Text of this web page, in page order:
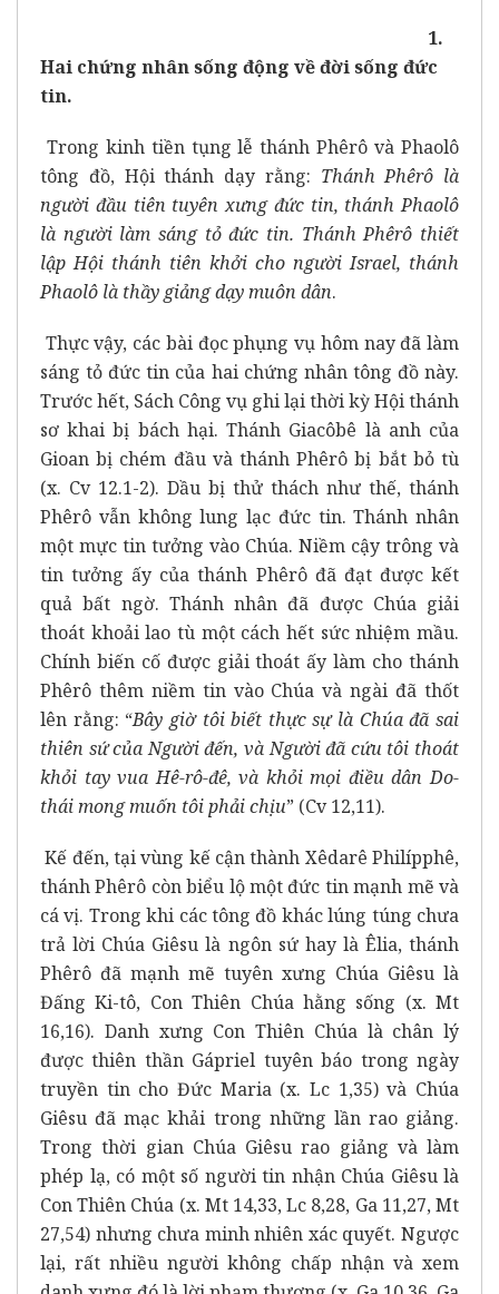
1.
Hai chứng nhân sống động về đời sống đức
tin.
Trong kinh tiền tụng lễ thánh Phêrô và Phaolô
tông đồ, Hội thánh dạy rằng: Thánh Phêrô là
người đầu tiên tuyên xưng đức tin, thánh Phaolô
là người làm sáng tỏ đức tin. Thánh Phêrô thiết
lập Hội thánh tiên khởi cho người Israel, thánh
Phaolô là thầy giảng dạy muôn dân.
Thực vậy, các bài đọc phụng vụ hôm nay đã làm
sáng tỏ đức tin của hai chứng nhân tông đồ này.
Trước hết, Sách Công vụ ghi lại thời kỳ Hội thánh
sơ khai bị bách hại. Thánh Giacôbê là anh của
Gioan bị chém đầu và thánh Phêrô bị bắt bỏ tù
(x. Cv 12.1-2). Dầu bị thử thách như thế, thánh
Phêrô vẫn không lung lạc đức tin. Thánh nhân
một mực tin tưởng vào Chúa. Niềm cậy trông và
tin tưởng ấy của thánh Phêrô đã đạt được kết
quả bất ngờ. Thánh nhân đã được Chúa giải
thoát khoải lao tù một cách hết sức nhiệm mầu.
Chính biến cố được giải thoát ấy làm cho thánh
Phêrô thêm niềm tin vào Chúa và ngài đã thốt
lên rằng: “Bây giờ tôi biết thực sự là Chúa đã sai
thiên sứ của Người đến, và Người đã cứu tôi thoát
khỏi tay vua Hê-rô-đê, và khỏi mọi điều dân Do-
thái mong muốn tôi phải chịu” (Cv 12,11).
Kế đến, tại vùng kế cận thành Xêdarê Philípphê,
thánh Phêrô còn biểu lộ một đức tin mạnh mẽ và
cá vị. Trong khi các tông đồ khác lúng túng chưa
trả lời Chúa Giêsu là ngôn sứ hay là Êlia, thánh
Phêrô đã mạnh mẽ tuyên xưng Chúa Giêsu là
Đấng Ki-tô, Con Thiên Chúa hằng sống (x. Mt
16,16). Danh xưng Con Thiên Chúa là chân lý
được thiên thần Gápriel tuyên báo trong ngày
truyền tin cho Đức Maria (x. Lc 1,35) và Chúa
Giêsu đã mạc khải trong những lần rao giảng.
Trong thời gian Chúa Giêsu rao giảng và làm
phép lạ, có một số người tin nhận Chúa Giêsu là
Con Thiên Chúa (x. Mt 14,33, Lc 8,28, Ga 11,27, Mt
27,54) nhưng chưa minh nhiên xác quyết. Ngược
lại, rất nhiều người không chấp nhận và xem